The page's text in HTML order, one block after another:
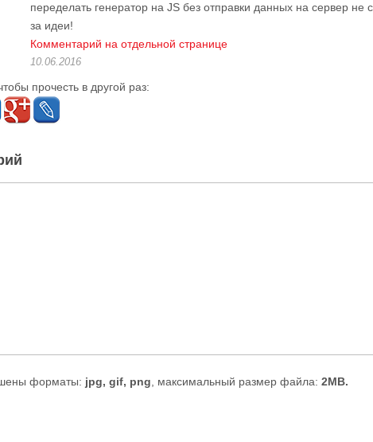
переделать генератор на JS без отправки данных на сервер
за идеи!
Комментарий на отдельной странице
10.06.2016
прочесть в другой раз:
форматы: jpg, gif, png , максимальный размер файла:2MB.